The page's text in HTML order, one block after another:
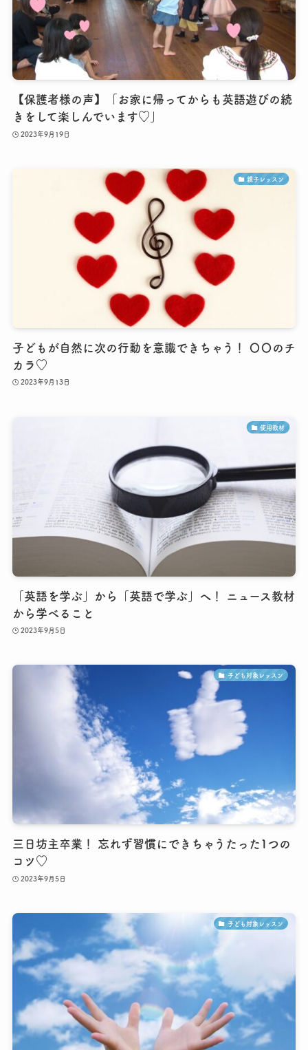
【保護者様の声】「お家に帰ってからも英語遊びの続
きをして楽しんでいます♡」
2023年9月19日
親子レッスン
子どもが自然に次の行動を意識できちゃう！ 〇〇のチ
カラ♡
2023年9月13日
使用教材
「英語を学ぶ」から「英語で学ぶ」へ！ ニュース教材
から学べること
2023年9月5日
子ども対象レッスン
三日坊主卒業！ 忘れず習慣にできちゃうたった1つの
コツ♡
2023年9月5日
子ども対象レッスン